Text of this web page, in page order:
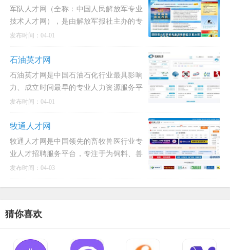
术人才提供精准的
军队人才网（全称：中国人民解放军专业
技术人才网），是由解放军报社主办的专
门服务于中国人民解放军人才队伍建设的
网站是军队文职人员招聘的唯一官方入
口，是国家全军文职人员招聘考试
发布时间：04-01
石油英才网
石油英才网是中国石油石化行业最具影响
力、成立时间最早的专业人力资源服务平
台之一。该平台由北京石油在线人力资源
始终专注于为油气田勘探、开采、炼化、
储运、装备制造及相关技
发布时间：04-01
牧通人才网
牧通人才网是中国领先的畜牧兽医行业专
业人才招聘服务平台，专注于为饲料、兽
药、养殖、动保、水产及宠物等泛畜牧领
发布时间：04-03
猜你喜欢